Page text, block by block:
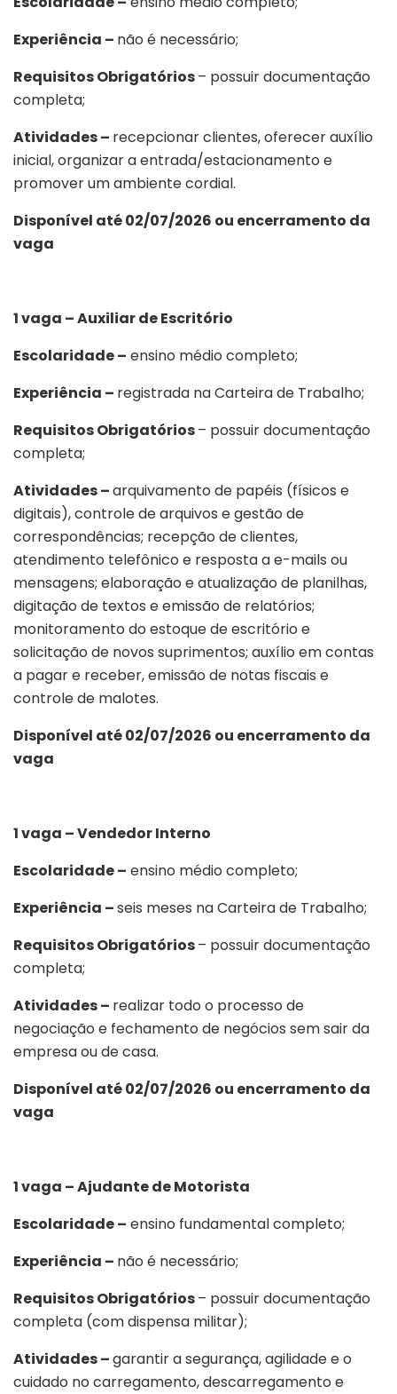
Experiência – não é necessário;
Requisitos Obrigatórios– possuir documentação
completa;
Atividades – recepcionar clientes, oferecer auxílio
inicial, organizar a entrada/estacionamento e
promover um ambiente cordial.
Disponível até 02/07/2026 ou encerramento da
vaga
1 vaga – Auxiliar de Escritório
Escolaridade – ensino médio completo;
Experiência – registrada na Carteira de Trabalho;
Requisitos Obrigatórios– possuir documentação
completa;
Atividades –arquivamento de papéis (físicos e
digitais), controle de arquivos e gestão de
correspondências; recepção de clientes,
atendimento telefônico e resposta a e-mails ou
mensagens; elaboração e atualização de planilhas,
digitação de textos e emissão de relatórios;
monitoramento do estoque de escritório e
solicitação de novos suprimentos; auxílio em contas
a pagar e receber, emissão de notas fiscais e
controle de malotes.
Disponível até 02/07/2026 ou encerramento da
vaga
1 vaga – Vendedor Interno
Escolaridade – ensino médio completo;
Experiência –seis meses na Carteira de Trabalho;
Requisitos Obrigatórios– possuir documentação
completa;
Atividades – realizar todo o processo de
negociação e fechamento de negócios sem sair da
empresa ou de casa.
Disponível até 02/07/2026 ou encerramento da
vaga
1 vaga – Ajudante de Motorista
Escolaridade – ensino fundamental completo;
Experiência – não é necessário;
Requisitos Obrigatórios– possuir documentação
completa (com dispensa militar);
Atividades –garantir a segurança, agilidade e o
cuidado no carregamento, descarregamento e